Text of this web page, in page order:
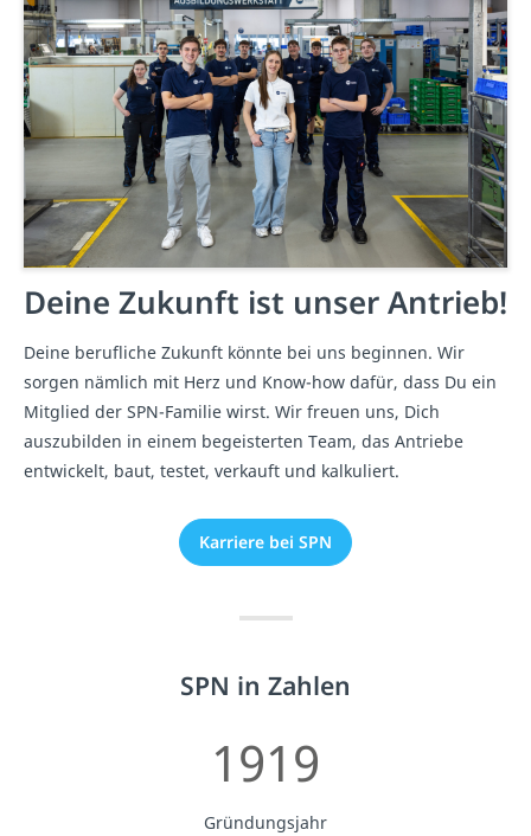
Deine Zukunft ist unser Antrieb!
Deine berufliche Zukunft könnte bei uns beginnen. Wir
sorgen nämlich mit Herz und Know-how dafür, dass Du ein
Mitglied der SPN-Familie wirst. Wir freuen uns, Dich
auszubilden in einem begeisterten Team, das Antriebe
entwickelt, baut, testet, verkauft und kalkuliert.
Karriere bei SPN
SPN in Zahlen
1919
Gründungsjahr